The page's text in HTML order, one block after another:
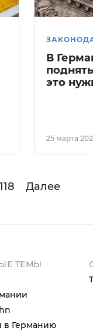
В
это
25 марта
118 Далее
ТЕМЫ
в Германию